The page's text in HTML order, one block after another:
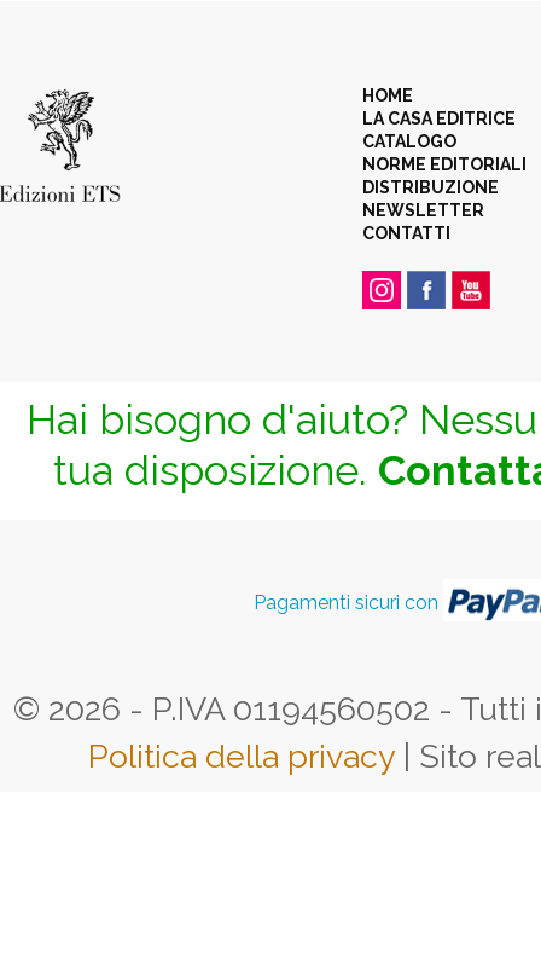
HOME
LA CASA EDITRICE
CATALOGO
NORME EDITORIALI
DISTRIBUZIONE
NEWSLETTER
CONTATTI
Hai bisogno d'aiuto?
tua disposizione.
Pagamenti sicuri con
© 2026 - P.IVA 01194560502 -
Politica della privacy | Sito